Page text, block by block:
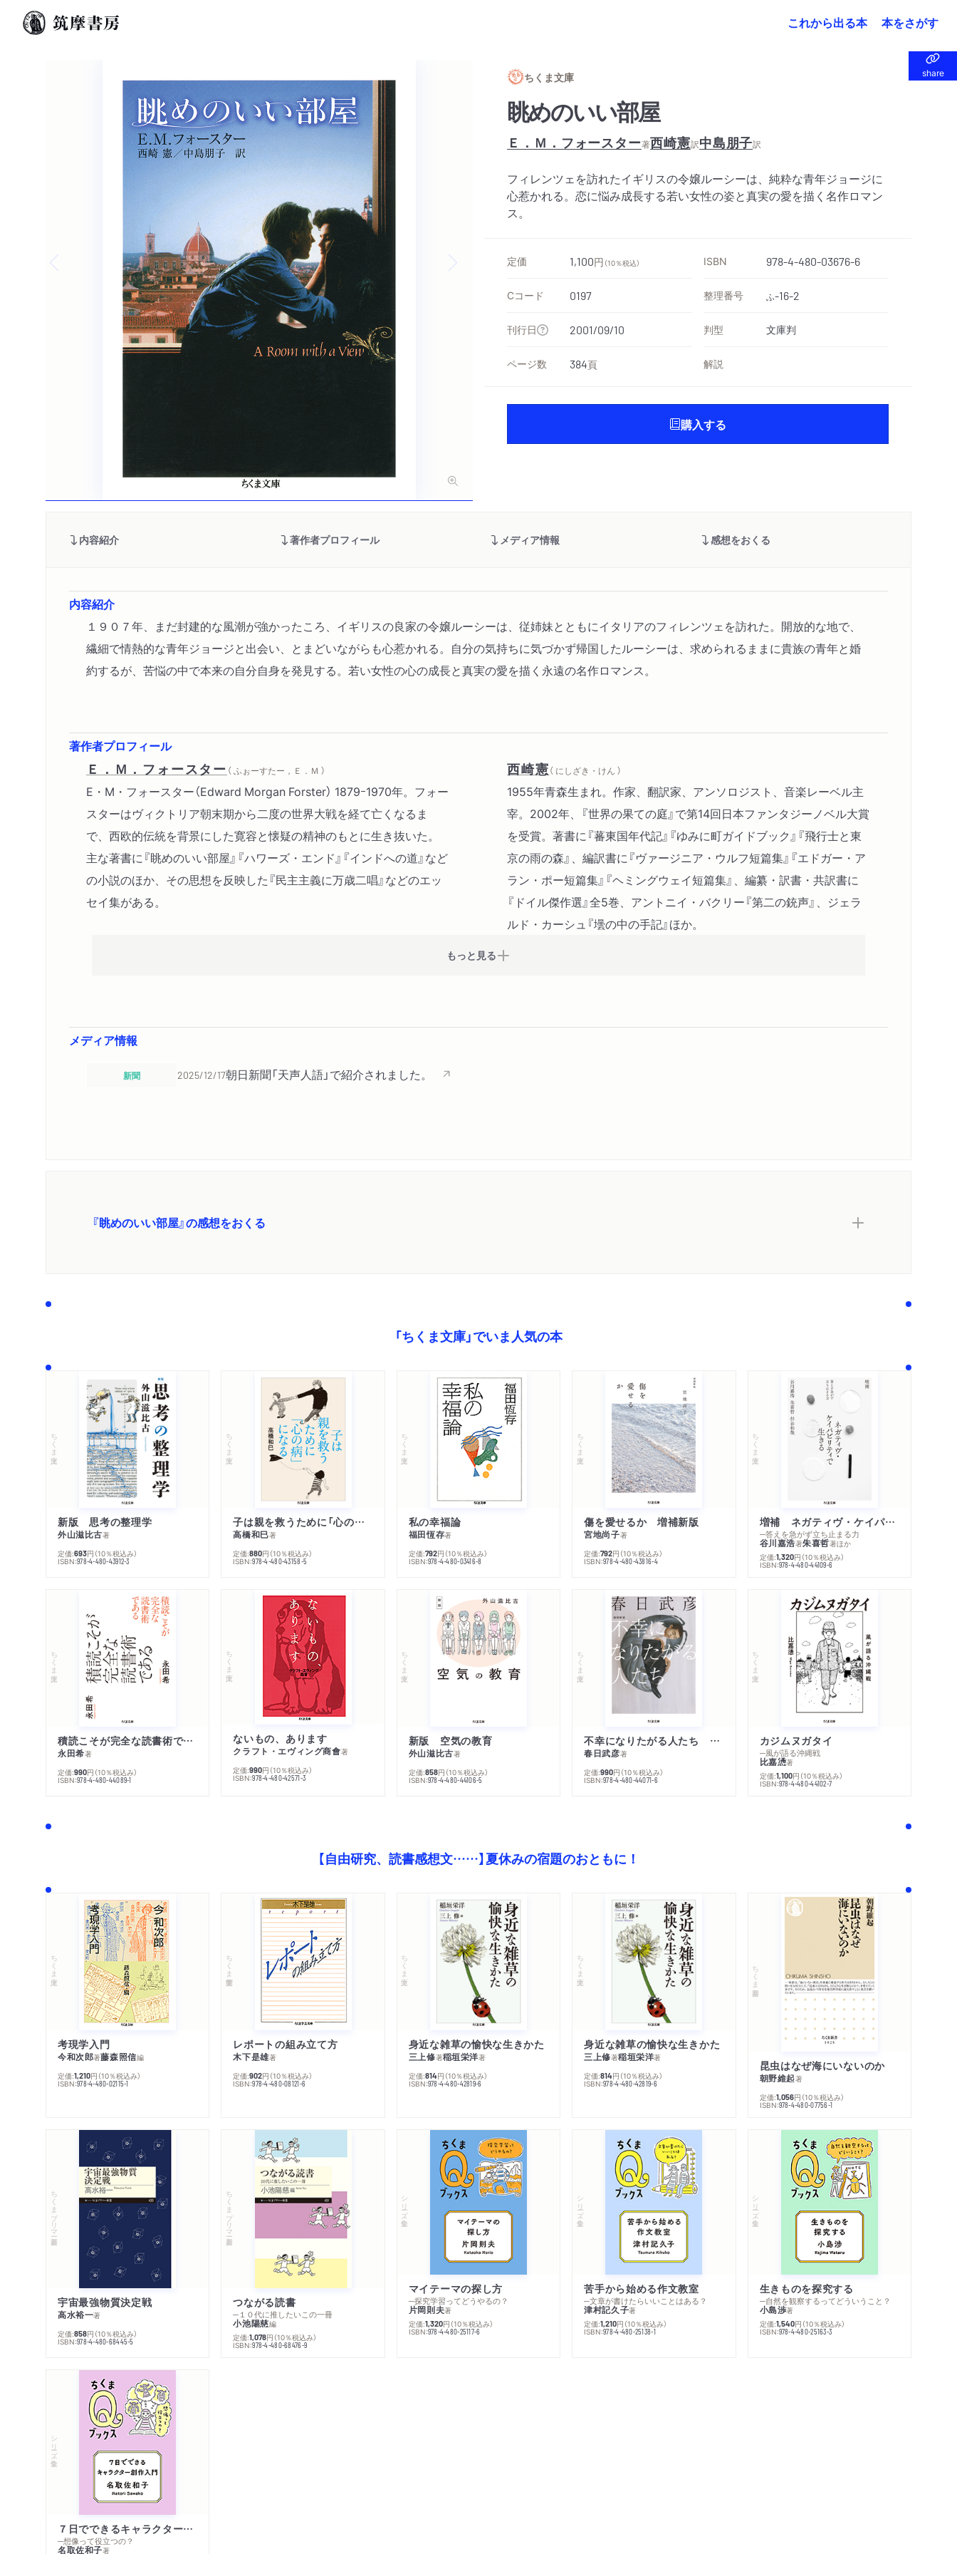
これから出る本 本をさがす
share
share
Previous slide
ちくま文庫
眺めのいい部屋
Ｅ．Ｍ．フォースター著西崎憲訳中島朋子訳
フィレンツェを訪れたイギリスの令嬢ルーシーは、純粋な青年ジョージに
心惹かれる。恋に悩み成長する若い女性の姿と真実の愛を描く名作ロマン
ス。
定価 1,100円 （10％税込） ISBN 978-4-480-03676-6
Cコード 0197 整理番号 ふ-16-2
刊行日 2001/09/10 判型 文庫判
ページ数 384頁 解説
購入する
内容紹介 著作者プロフィール メディア情報 感想をおくる
内容紹介
１９０７年、まだ封建的な風潮が強かったころ、イギリスの良家の令嬢ルーシーは、従姉妹とともにイタリアのフィレンツェを訪れた。開放的な地で、
繊細で情熱的な青年ジョージと出会い、とまどいながらも心惹かれる。自分の気持ちに気づかず帰国したルーシーは、求められるままに貴族の青年と婚
約するが、苦悩の中で本来の自分自身を発見する。若い女性の心の成長と真実の愛を描く永遠の名作ロマンス。
著作者プロフィール
Ｅ．Ｍ．フォースター （ ふぉーすたー，Ｅ．Ｍ ）
E・M・フォースター（Edward Morgan Forster） 1879ｰ1970年。フォー
スターはヴィクトリア朝末期から二度の世界大戦を経て亡くなるま
で、西欧的伝統を背景にした寛容と懐疑の精神のもとに生き抜いた。
主な著書に『眺めのいい部屋』『ハワーズ・エンド』『インドへの道』など
の小説のほか、その思想を反映した『民主主義に万歳二唱』などのエッ
セイ集がある。
西崎憲（ にしざき・けん ）
1955年青森生まれ。作家、翻訳家、アンソロジスト、音楽レーベル主
宰。2002年、『世界の果ての庭』で第14回日本ファンタジーノベル大賞
を受賞。著書に『蕃東国年代記』『ゆみに町ガイドブック』『飛行士と東
京の雨の森』、編訳書に『ヴァージニア・ウルフ短篇集』『エドガー・ア
ラン・ポー短篇集』『ヘミングウェイ短篇集』、編纂・訳書・共訳書に
『ドイル傑作選』全5巻、アントニイ・バクリー『第二の銃声』、ジェラ
ルド・カーシュ『壜の中の手記』ほか。
もっと見る
メディア情報
新聞 2025/12/17朝日新聞「天声人語」で紹介されました。
『眺めのいい部屋』の感想をおくる
「ちくま文庫」でいま人気の本
ちくま文庫
新版 思考の整理学
外山滋比古著
定価:693円 （10％税込み）
ISBN:978-4-480-43912-3
ちくま文庫
子は親を救うために「心の病」になる
高橋和巳著
定価:880円 （10％税込み）
ISBN:978-4-480-43158-5
ちくま文庫
私の幸福論
福田恆存著
定価:792円 （10％税込み）
ISBN:978-4-480-03416-8
ちくま文庫
傷を愛せるか 増補新版
宮地尚子著
定価:792円 （10％税込み）
ISBN:978-4-480-43816-4
ちくま文庫
増補 ネガティヴ・ケイパビリティで生きる
─答えを急がず立ち止まる力
谷川嘉浩著朱喜哲著ほか
定価:1,320円 （10％税込み）
ISBN:978-4-480-44109-6
ちくま文庫
積読こそが完全な読書術である
永田希著
定価:990円 （10％税込み）
ISBN:978-4-480-44089-1
ちくま文庫
ないもの、あります
クラフト・エヴィング商會著
定価:990円 （10％税込み）
ISBN:978-4-480-42571-3
ちくま文庫
新版 空気の教育
外山滋比古著
定価:858円 （10％税込み）
ISBN:978-4-480-44106-5
ちくま文庫
不幸になりたがる人たち 増補新版
春日武彦著
定価:990円 （10％税込み）
ISBN:978-4-480-44071-6
ちくま文庫
カジムヌガタイ
─風が語る沖縄戦
比嘉慂著
定価:1,100円 （10％税込み）
ISBN:978-4-480-44102-7
【自由研究、読書感想文……】夏休みの宿題のおともに！
ちくま文庫
考現学入門
今和次郎著藤森照信編
定価:1,210円 （10％税込み）
ISBN:978-4-480-02115-1
ちくま学芸文庫
レポートの組み立て方
木下是雄著
定価:902円 （10％税込み）
ISBN:978-4-480-08121-6
ちくま文庫
身近な雑草の愉快な生きかた
三上修著稲垣栄洋著
定価:814円 （10％税込み）
ISBN:978-4-480-42819-6
ちくま文庫
身近な雑草の愉快な生きかた
三上修著稲垣栄洋著
定価:814円 （10％税込み）
ISBN:978-4-480-42819-6
ちくま新書
昆虫はなぜ海にいないのか
朝野維起著
定価:1,056円 （10％税込み）
ISBN:978-4-480-07756-1
ちくまプリマー新書
宇宙最強物質決定戦
高水裕一著
定価:858円 （10％税込み）
ISBN:978-4-480-68445-5
ちくまプリマー新書
つながる読書
─１０代に推したいこの一冊
小池陽慈編
定価:1,078円 （10％税込み）
ISBN:978-4-480-68476-9
シリーズ・全集
マイテーマの探し方
─探究学習ってどうやるの？
片岡則夫著
定価:1,320円 （10％税込み）
ISBN:978-4-480-25117-6
シリーズ・全集
苦手から始める作文教室
─文章が書けたらいいことはある？
津村記久子著
定価:1,210円 （10％税込み）
ISBN:978-4-480-25138-1
シリーズ・全集
生きものを探究する
─自然を観察するってどういうこと？
小島渉著
定価:1,540円 （10％税込み）
ISBN:978-4-480-25163-3
シリーズ・全集
７日でできるキャラクター創作入門
─想像って役立つの？
名取佐和子著